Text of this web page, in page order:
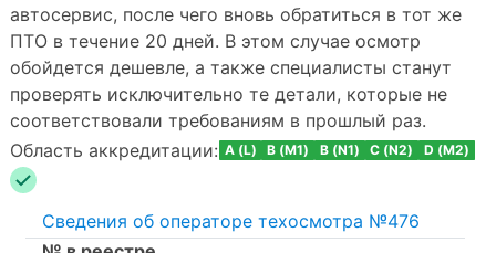
автосервис, после чего вновь обратиться в тот же
ПТО в течение 20 дней. В этом случае осмотр
обойдется дешевле, а также специалисты станут
проверять исключительно те детали, которые не
соответствовали требованиям в прошлый раз.
Область аккредитации: A (L) B (M1) B (N1) C (N2) D (M2)
Сведения об операторе техосмотра №476